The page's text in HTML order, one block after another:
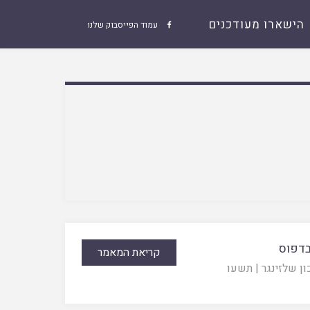
 עמוד הפייסבוק שלנו הישארו מעודכנים
שלזינגר | תשעו
קריאת המאמר